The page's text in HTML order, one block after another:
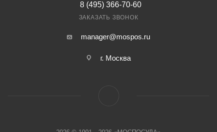
8 (495) 366-70-60
ЗАКАЗАТЬ ЗВОНОК
manager@mospos.ru
г. Москва